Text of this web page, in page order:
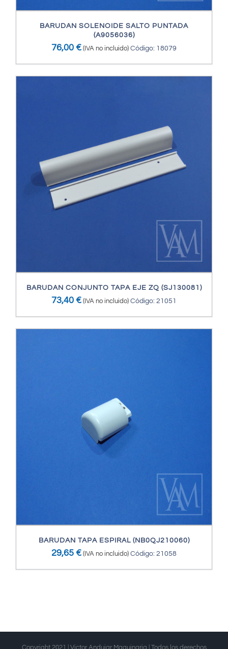
BARUDAN SOLENOIDE SALTO PUNTADA
(A9056036)
76,00 € (IVA no incluido) Código: 18079
BARUDAN CONJUNTO TAPA EJE ZQ (SJ130081)
73,40 € (IVA no incluido) Código: 21051
BARUDAN TAPA ESPIRAL (NB0QJ210060)
29,65 € (IVA no incluido) Código: 21058
Copyright 2021 | Victor Andujar Maquinaria | Todos los derechos